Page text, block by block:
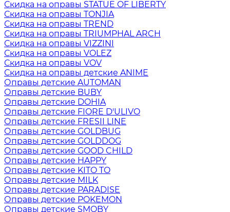
Скидка на оправы STATUE OF LIBERTY
Скидка на оправы TONJIA
Скидка на оправы TREND
Скидка на оправы TRIUMPHAL ARCH
Скидка на оправы VIZZINI
Скидка на оправы VOLEZ
Скидка на оправы VOV
Скидка на оправы детские ANIME
Оправы детские AUTOMAN
Оправы детские BUBY
Оправы детские DOHIA
Оправы детские FIORE D'ULIVO
Оправы детские FRESII LINE
Оправы детские GOLDBUG
Оправы детские GOLDDOG
Оправы детские GOOD CHILD
Оправы детские HAPPY
Оправы детские KITO TO
Оправы детские MILK
Оправы детские PARADISE
Оправы детские POKEMON
Оправы детские SMOBY